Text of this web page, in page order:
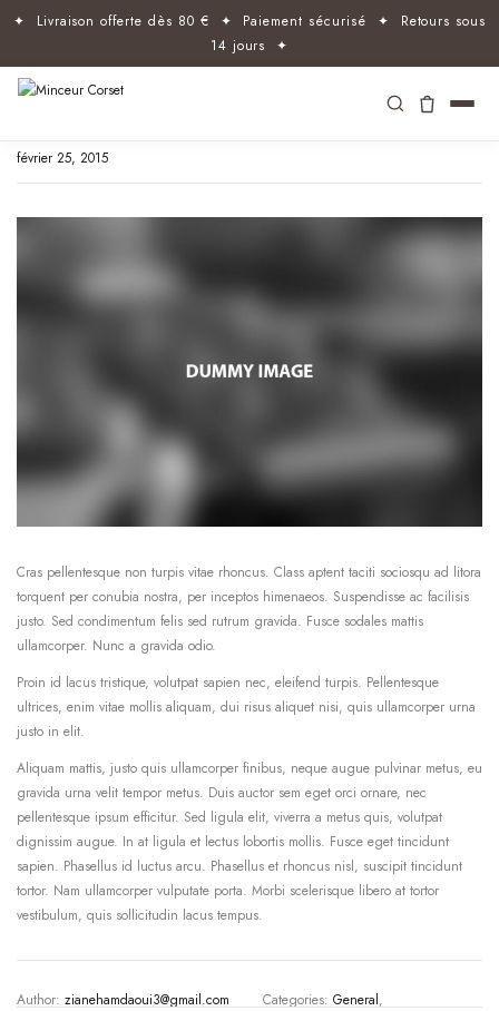
✦ Livraison offerte dès 80 € ✦ Paiement sécurisé ✦ Retours sous
14 jours ✦
février 25, 2015
Cras pellentesque non turpis vitae rhoncus. Class aptent taciti sociosqu ad litora
torquent per conubia nostra, per inceptos himenaeos. Suspendisse ac facilisis
justo. Sed condimentum felis sed rutrum gravida. Fusce sodales mattis
ullamcorper. Nunc a gravida odio.
Proin id lacus tristique, volutpat sapien nec, eleifend turpis. Pellentesque
ultrices, enim vitae mollis aliquam, dui risus aliquet nisi, quis ullamcorper urna
justo in elit.
Aliquam mattis, justo quis ullamcorper finibus, neque augue pulvinar metus, eu
gravida urna velit tempor metus. Duis auctor sem eget orci ornare, nec
pellentesque ipsum efficitur. Sed ligula elit, viverra a metus quis, volutpat
dignissim augue. In at ligula et lectus lobortis mollis. Fusce eget tincidunt
sapien. Phasellus id luctus arcu. Phasellus et rhoncus nisl, suscipit tincidunt
tortor. Nam ullamcorper vulputate porta. Morbi scelerisque libero at tortor
vestibulum, quis sollicitudin lacus tempus.
Author: zianehamdaoui3@gmail.com Categories: General,